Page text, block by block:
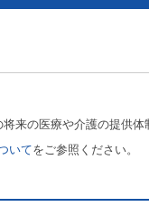
来の医療や介護の提供
いてをご参照ください。